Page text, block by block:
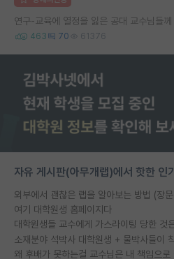
463 70 61376
자유 게시판(아무개랩)에서 핫한 인
외부에서 괜찮은 랩을 알아보는 방법 (장
여기 대학원생 홈페이지다
소재분야 석박사 대학원생 + 물박사들이